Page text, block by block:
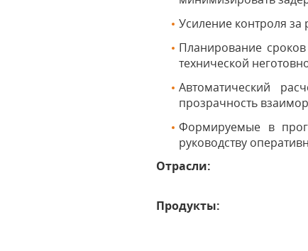
Усиление контроля
Планирование
технической
Автоматический
прозрачность
Формируемые в
руководству
Отрасли:
Продукты: